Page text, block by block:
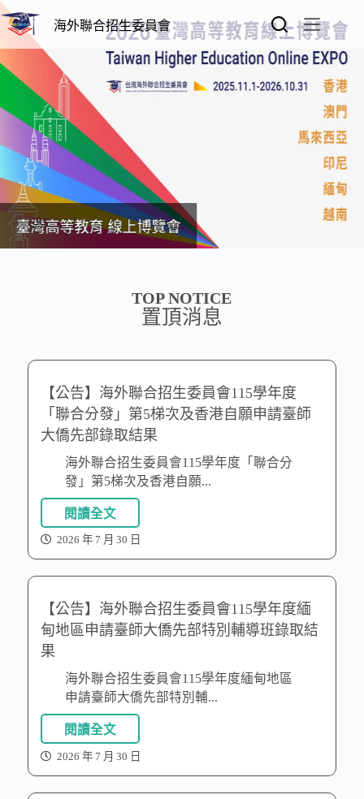
海外聯合招生委員會
臺灣高等教育 線上博覽會
TOP NOTICE
置頂消息
【公告】海外聯合招生委員會115學年度
「聯合分發」第5梯次及香港自願申請臺師
大僑先部錄取結果
海外聯合招生委員會115學年度「聯合分
發」第5梯次及香港自願...
閱讀全文
2026 年 7 月 30 日
【公告】海外聯合招生委員會115學年度緬
甸地區申請臺師大僑先部特別輔導班錄取結
果
海外聯合招生委員會115學年度緬甸地區
申請臺師大僑先部特別輔...
閱讀全文
2026 年 7 月 30 日